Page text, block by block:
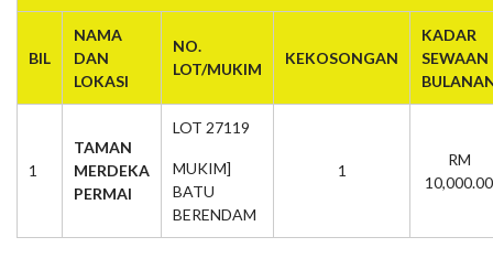
BIL
NAMA
DAN
LOKASI
NO.
LOT/MUKIM
KEKOSONGAN
KADAR
SEWAAN
1
TAMAN
MERDEKA
PERMAI
LOT 27119
MUKIM]
BATU
BERENDAM
1
RM
10,000.00